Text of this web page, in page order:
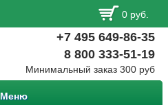
0 руб.
+7 495 649-86-35
8 800 333-51-19
Минимальный заказ 300 руб
Меню